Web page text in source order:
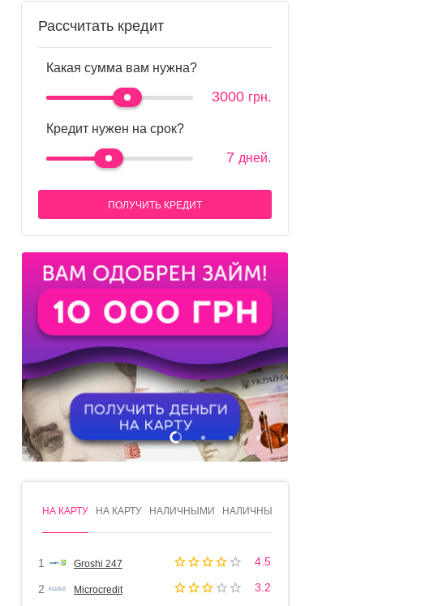
Рассчитать кредит
Какая сумма вам нужна?
3000 грн.
Кредит нужен на срок?
7 дней.
ПОЛУЧИТЬ КРЕДИТ
1 2 3 4
НА КАРТУ НА КАРТУ НАЛИЧНЫМИ НАЛИЧНЫМИ
1 Groshi 247 4.5
2 Microcredit 3.2